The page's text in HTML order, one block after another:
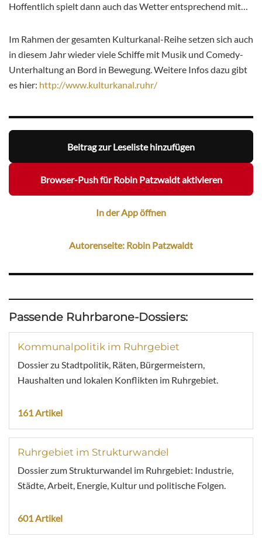
Hoffentlich spielt dann auch das Wetter entsprechend mit…
Im Rahmen der gesamten Kulturkanal-Reihe setzen sich auch
in diesem Jahr wieder viele Schiffe mit Musik und Comedy-
Unterhaltung an Bord in Bewegung. Weitere Infos dazu gibt
es hier: http://www.kulturkanal.ruhr/
Beitrag zur Leseliste hinzufügen
Browser-Push für Robin Patzwaldt aktivieren
In der App öffnen
Autorenseite: Robin Patzwaldt
Passende Ruhrbarone-Dossiers:
Kommunalpolitik im Ruhrgebiet
Dossier zu Stadtpolitik, Räten, Bürgermeistern,
Haushalten und lokalen Konflikten im Ruhrgebiet.
161 Artikel
Ruhrgebiet im Strukturwandel
Dossier zum Strukturwandel im Ruhrgebiet: Industrie,
Städte, Arbeit, Energie, Kultur und politische Folgen.
601 Artikel